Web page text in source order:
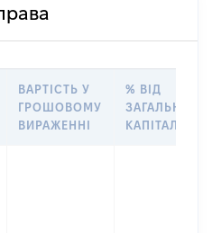
ВАРТІСТЬ У
ГРОШОВОМУ
ВИРАЖЕННІ
% ВІД
ЗАГАЛЬНОГО
КАПІТАЛУ